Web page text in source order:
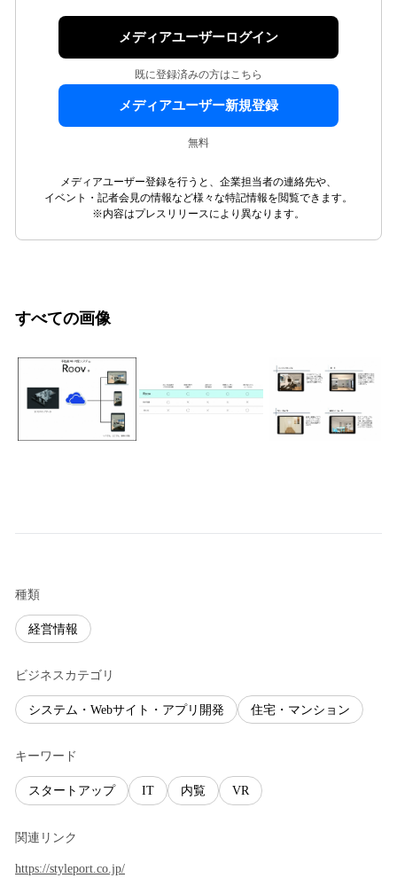
メディアユーザーログイン
既に登録済みの方はこちら
メディアユーザー新規登録
無料
メディアユーザー登録を行うと、企業担当者の連絡先や、
イベント・記者会見の情報など様々な特記情報を閲覧できます。
※内容はプレスリリースにより異なります。
すべての画像
種類
経営情報
ビジネスカテゴリ
システム・Webサイト・アプリ開発 住宅・マンション
キーワード
スタートアップ IT 内覧 VR
関連リンク
https://styleport.co.jp/